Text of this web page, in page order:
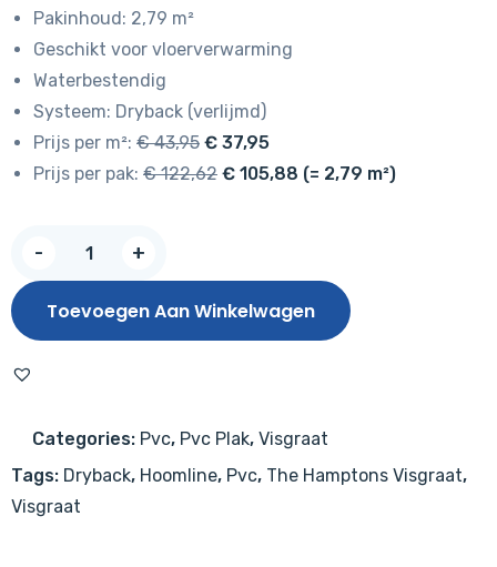
Pakinhoud: 2,79 m²
Geschikt voor vloerverwarming
Waterbestendig
Systeem: Dryback (verlijmd)
Prijs per m²: € 43,95 € 37,95
Prijs per pak: € 122,62 € 105,88 (= 2,79 m²)
-
Visgraat
Dryback
Huntington
+
Toevoegen Aan Winkelwagen
Categories: Pvc, Pvc Plak, Visgraat
Tags: Dryback, Hoomline, Pvc, The Hamptons Visgraat,
Visgraat